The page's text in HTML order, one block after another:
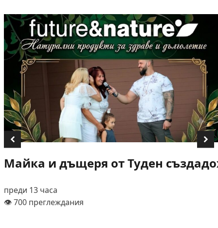
Майка и дъщеря от Туден
преди 13 часа
👁️ 700 преглеждания